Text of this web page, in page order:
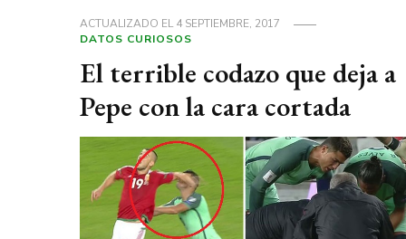
ACTUALIZADO EL4 SEPTIEMBRE, 2017
DATOS CURIOSOS
El terrible codazo que deja a
Pepe con la cara cortada